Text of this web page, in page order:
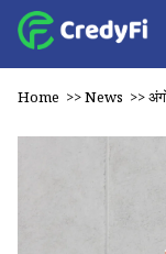
Home >>News >>